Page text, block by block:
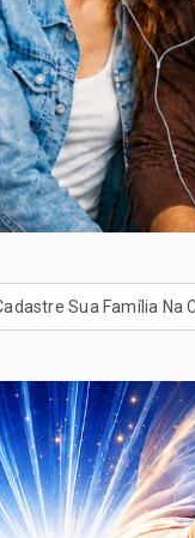
Campanha!